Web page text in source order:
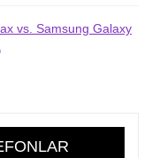
vs. Samsung Galaxy